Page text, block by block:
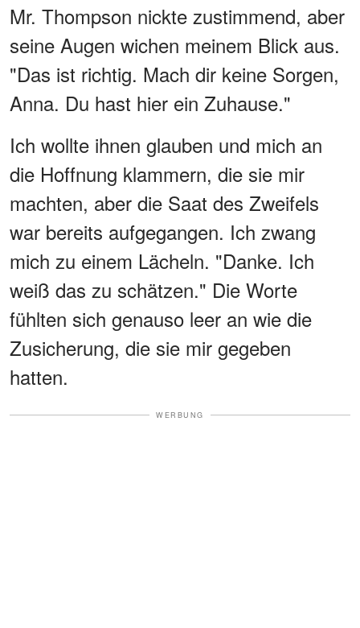
Mr. Thompson nickte zustimmend, aber
seine Augen wichen meinem Blick aus.
"Das ist richtig. Mach dir keine Sorgen,
Anna. Du hast hier ein Zuhause."
Ich wollte ihnen glauben und mich an
die Hoffnung klammern, die sie mir
machten, aber die Saat des Zweifels
war bereits aufgegangen. Ich zwang
mich zu einem Lächeln. "Danke. Ich
weiß das zu schätzen." Die Worte
fühlten sich genauso leer an wie die
Zusicherung, die sie mir gegeben
hatten.
WERBUNG